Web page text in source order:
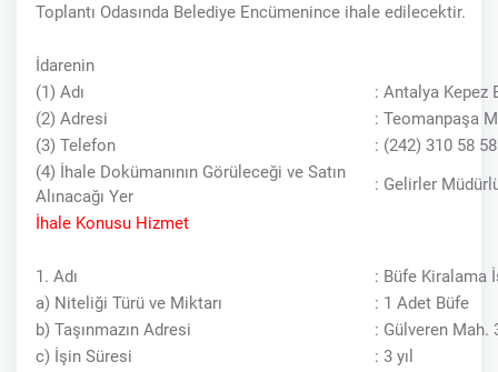
Toplantı Odasında Belediye Encümenince ihale edilecektir.
İdarenin
(1) Adı
: Antalya Kepez
(2) Adresi
: Teomanpaşa
(3) Telefon
: (242) 310 58
(4) İhale Dokümanının Görüleceği ve Satın
Alınacağı Yer
: Gelirler
İhale Konusu Hizmet
1. Adı
: Büfe Kiralama
a) Niteliği Türü ve Miktarı
: 1 Adet Büfe
b) Taşınmazın Adresi
: Gülveren Mah.
c) İşin Süresi
: 3 yıl